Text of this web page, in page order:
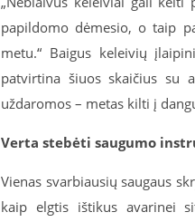
papildomo dėmesio, o taip
metu.“ Baigus keleivių
patvirtina šiuos skaičius su
uždaromos – metas kilti į
Verta stebėti saugumo
Vienas svarbiausių saugaus
kaip elgtis ištikus avarinei